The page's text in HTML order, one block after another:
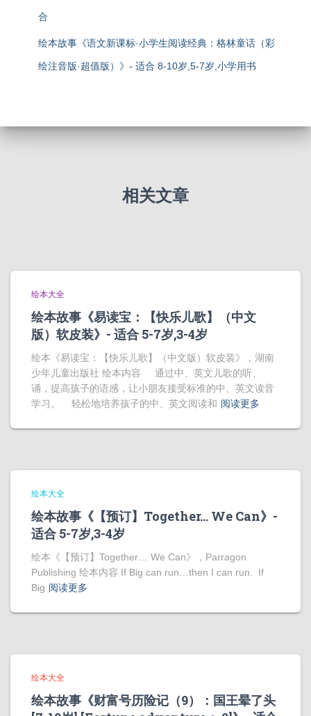
合
绘本故事《语文新课标·小学生阅读经典：格林童话（彩
绘注音版·超值版）》- 适合 8-10岁,5-7岁,小学用书
相关文章
绘本大全
绘本故事《易读宝：【快乐儿歌】（中文
版）软皮装》- 适合 5-7岁,3-4岁
绘本《易读宝：【快乐儿歌】（中文版）软皮装》，湖南
少年儿童出版社 绘本内容 通过中、英文儿歌的听、
诵，提高孩子的语感，让小朋友接受标准的中、英文读音
学习。 轻松地培养孩子的中、英文阅读和 阅读更多
绘本大全
绘本故事《【预订】Together… We Can》-
适合 5-7岁,3-4岁
绘本《【预订】Together… We Can》，Parragon
Publishing 绘本内容 If Big can run…then I can run. If
Big 阅读更多
绘本大全
绘本故事《财富号历险记（9）：国王晕了头